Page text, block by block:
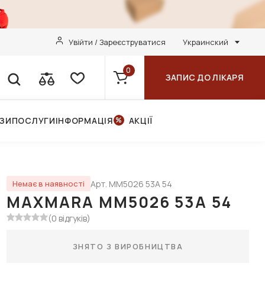
Увійти / Зареєструватися Украинский
0
ЗАПИС ДО ЛІКАРЯ
ПОСЛУГИІНФОРМАЦІЯ АКЦІЇ
Немає в наявності Арт. MM5026 53A 54
MAXMARA MM5026 53A 54
(0 відгуків)
ЗНЯТО З ВИРОБНИЦТВА